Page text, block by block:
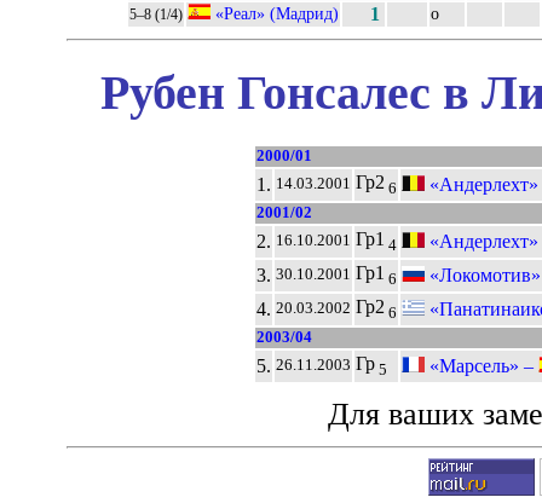
5–8 (1/4) «Реал» (Мадрид) 1 о
Рубен Гонсалес в
2000/01
1. 14.03.2001 Гр2 6
2001/02
2. 16.10.2001 Гр1 4
3. 30.10.2001 Гр1 6
4. 20.03.2002 Гр2 6
2003/04
5. 26.11.2003 Гр 5 «Марсель» –
Для ваших